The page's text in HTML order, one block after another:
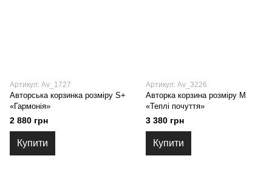
Артикул: Av_1727
Авторська корзинка розміру S+
«Гармонія»
2 880 грн
Купити
Артикул: Av_3226
Авторка корзина розміру M
«Теплі почуття»
3 380 грн
Купити